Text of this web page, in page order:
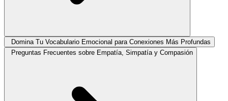
Domina Tu Vocabulario Emocional para Conexiones Más Profundas
Preguntas Frecuentes sobre Empatía, Simpatía y Compasión